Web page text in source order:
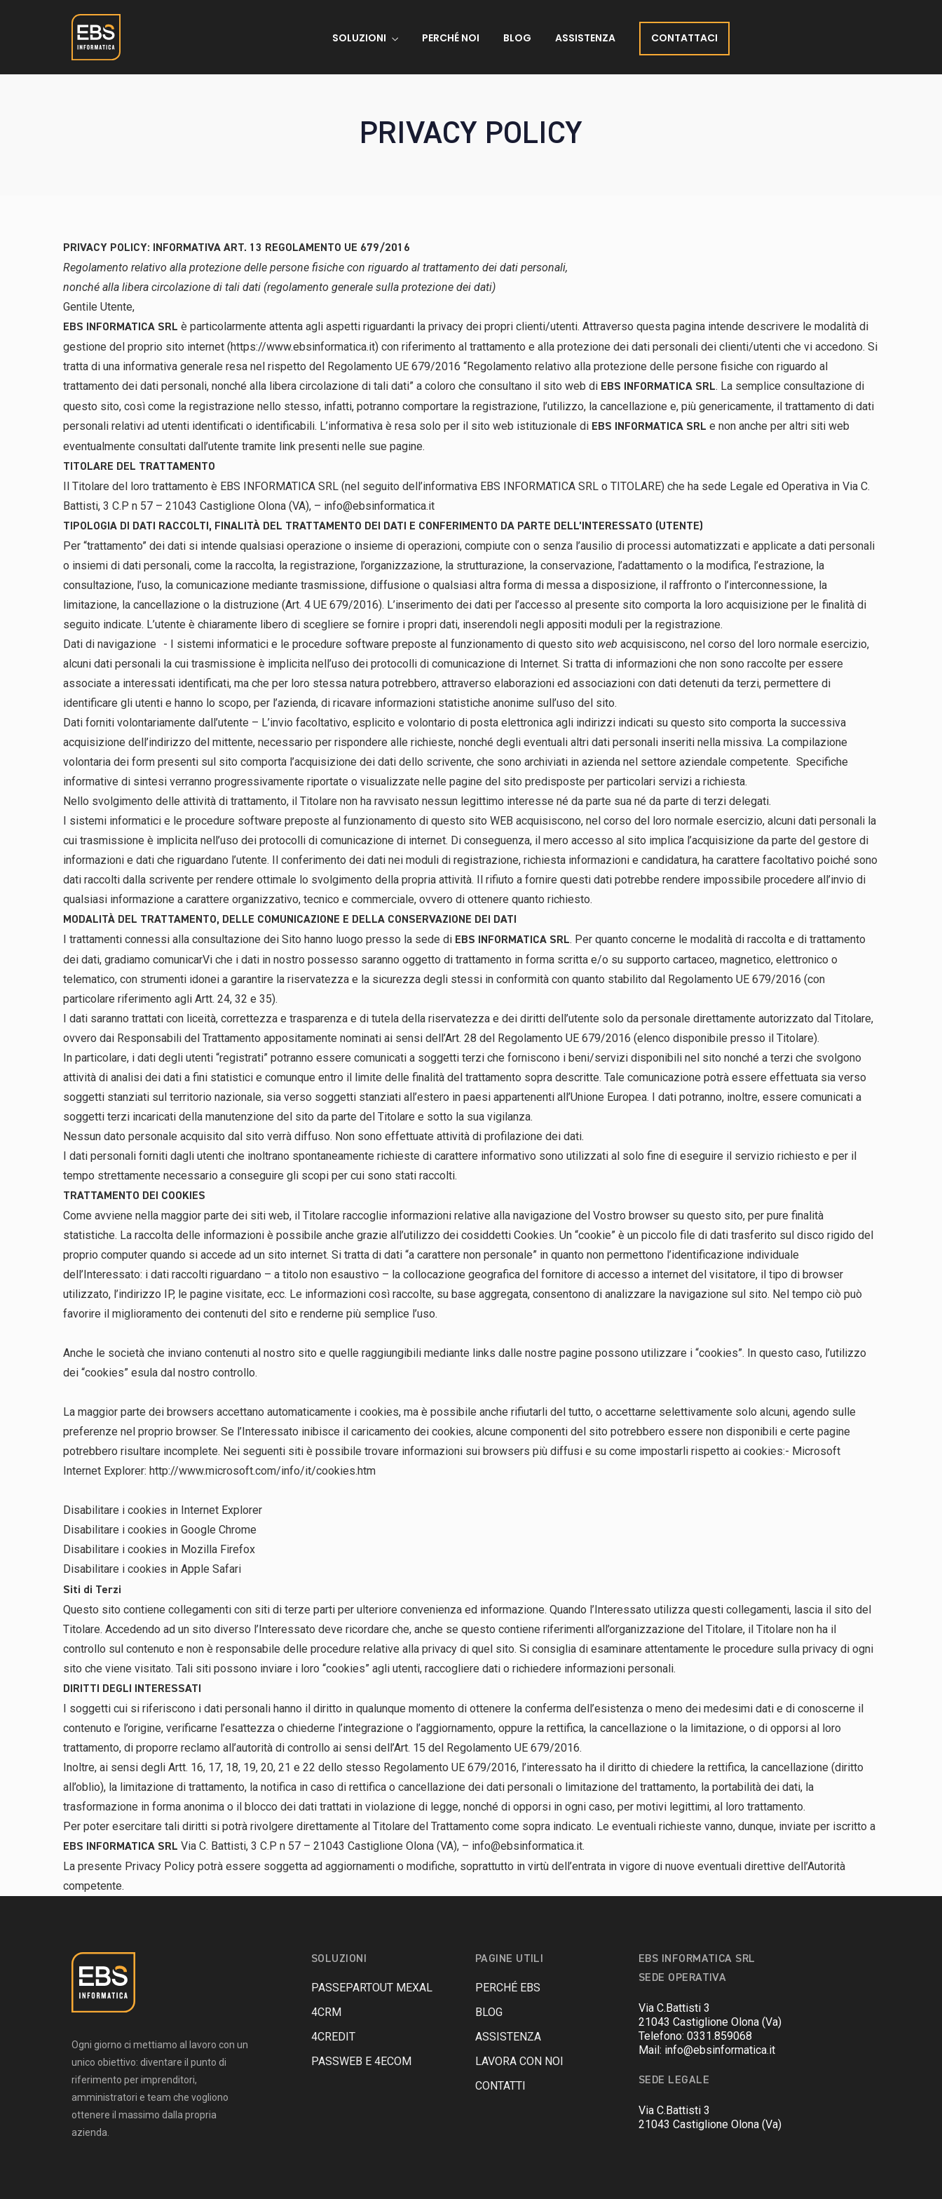
SOLUZIONI PERCHÉ NOI BLOG ASSISTENZA CONTATTACI
PRIVACY POLICY
PRIVACY POLICY: INFORMATIVA ART. 13 REGOLAMENTO UE 679/2016
Regolamento relativo alla protezione delle persone fisiche con riguardo al trattamento dei dati personali,
nonché alla libera circolazione di tali dati (regolamento generale sulla protezione dei dati)
Gentile Utente,
EBS INFORMATICA SRL è particolarmente attenta agli aspetti riguardanti la privacy dei propri clienti/utenti. Attraverso questa pagina intende descrivere le modalità di
gestione del proprio sito internet (https://www.ebsinformatica.it) con riferimento al trattamento e alla protezione dei dati personali dei clienti/utenti che vi accedono. Si
tratta di una informativa generale resa nel rispetto del Regolamento UE 679/2016 “Regolamento relativo alla protezione delle persone fisiche con riguardo al
trattamento dei dati personali, nonché alla libera circolazione di tali dati” a coloro che consultano il sito web di EBS INFORMATICA SRL. La semplice consultazione di
questo sito, così come la registrazione nello stesso, infatti, potranno comportare la registrazione, l’utilizzo, la cancellazione e, più genericamente, il trattamento di dati
personali relativi ad utenti identificati o identificabili. L’informativa è resa solo per il sito web istituzionale di EBS INFORMATICA SRL e non anche per altri siti web
eventualmente consultati dall’utente tramite link presenti nelle sue pagine.
TITOLARE DEL TRATTAMENTO
Il Titolare del loro trattamento è EBS INFORMATICA SRL (nel seguito dell’informativa EBS INFORMATICA SRL o TITOLARE) che ha sede Legale ed Operativa in Via C.
Battisti, 3 C.P n 57 – 21043 Castiglione Olona (VA), – info@ebsinformatica.it
TIPOLOGIA DI DATI RACCOLTI, FINALITÀ DEL TRATTAMENTO DEI DATI E CONFERIMENTO DA PARTE DELL’INTERESSATO (UTENTE)
Per “trattamento” dei dati si intende qualsiasi operazione o insieme di operazioni, compiute con o senza l’ausilio di processi automatizzati e applicate a dati personali
o insiemi di dati personali, come la raccolta, la registrazione, l’organizzazione, la strutturazione, la conservazione, l’adattamento o la modifica, l’estrazione, la
consultazione, l’uso, la comunicazione mediante trasmissione, diffusione o qualsiasi altra forma di messa a disposizione, il raffronto o l’interconnessione, la
limitazione, la cancellazione o la distruzione (Art. 4 UE 679/2016). L’inserimento dei dati per l’accesso al presente sito comporta la loro acquisizione per le finalità di
seguito indicate. L’utente è chiaramente libero di scegliere se fornire i propri dati, inserendoli negli appositi moduli per la registrazione.
Dati di navigazione - I sistemi informatici e le procedure software preposte al funzionamento di questo sito web acquisiscono, nel corso del loro normale esercizio,
alcuni dati personali la cui trasmissione è implicita nell’uso dei protocolli di comunicazione di Internet. Si tratta di informazioni che non sono raccolte per essere
associate a interessati identificati, ma che per loro stessa natura potrebbero, attraverso elaborazioni ed associazioni con dati detenuti da terzi, permettere di
identificare gli utenti e hanno lo scopo, per l’azienda, di ricavare informazioni statistiche anonime sull’uso del sito.
Dati forniti volontariamente dall’utente – L’invio facoltativo, esplicito e volontario di posta elettronica agli indirizzi indicati su questo sito comporta la successiva
acquisizione dell’indirizzo del mittente, necessario per rispondere alle richieste, nonché degli eventuali altri dati personali inseriti nella missiva. La compilazione
volontaria dei form presenti sul sito comporta l’acquisizione dei dati dello scrivente, che sono archiviati in azienda nel settore aziendale competente. Specifiche
informative di sintesi verranno progressivamente riportate o visualizzate nelle pagine del sito predisposte per particolari servizi a richiesta.
Nello svolgimento delle attività di trattamento, il Titolare non ha ravvisato nessun legittimo interesse né da parte sua né da parte di terzi delegati.
I sistemi informatici e le procedure software preposte al funzionamento di questo sito WEB acquisiscono, nel corso del loro normale esercizio, alcuni dati personali la
cui trasmissione è implicita nell’uso dei protocolli di comunicazione di internet. Di conseguenza, il mero accesso al sito implica l’acquisizione da parte del gestore di
informazioni e dati che riguardano l’utente. Il conferimento dei dati nei moduli di registrazione, richiesta informazioni e candidatura, ha carattere facoltativo poiché sono
dati raccolti dalla scrivente per rendere ottimale lo svolgimento della propria attività. Il rifiuto a fornire questi dati potrebbe rendere impossibile procedere all’invio di
qualsiasi informazione a carattere organizzativo, tecnico e commerciale, ovvero di ottenere quanto richiesto.
MODALITÀ DEL TRATTAMENTO, DELLE COMUNICAZIONE E DELLA CONSERVAZIONE DEI DATI
I trattamenti connessi alla consultazione dei Sito hanno luogo presso la sede di EBS INFORMATICA SRL. Per quanto concerne le modalità di raccolta e di trattamento
dei dati, gradiamo comunicarVi che i dati in nostro possesso saranno oggetto di trattamento in forma scritta e/o su supporto cartaceo, magnetico, elettronico o
telematico, con strumenti idonei a garantire la riservatezza e la sicurezza degli stessi in conformità con quanto stabilito dal Regolamento UE 679/2016 (con
particolare riferimento agli Artt. 24, 32 e 35).
I dati saranno trattati con liceità, correttezza e trasparenza e di tutela della riservatezza e dei diritti dell’utente solo da personale direttamente autorizzato dal Titolare,
ovvero dai Responsabili del Trattamento appositamente nominati ai sensi dell’Art. 28 del Regolamento UE 679/2016 (elenco disponibile presso il Titolare).
In particolare, i dati degli utenti “registrati” potranno essere comunicati a soggetti terzi che forniscono i beni/servizi disponibili nel sito nonché a terzi che svolgono
attività di analisi dei dati a fini statistici e comunque entro il limite delle finalità del trattamento sopra descritte. Tale comunicazione potrà essere effettuata sia verso
soggetti stanziati sul territorio nazionale, sia verso soggetti stanziati all’estero in paesi appartenenti all’Unione Europea. I dati potranno, inoltre, essere comunicati a
soggetti terzi incaricati della manutenzione del sito da parte del Titolare e sotto la sua vigilanza.
Nessun dato personale acquisito dal sito verrà diffuso. Non sono effettuate attività di profilazione dei dati.
I dati personali forniti dagli utenti che inoltrano spontaneamente richieste di carattere informativo sono utilizzati al solo fine di eseguire il servizio richiesto e per il
tempo strettamente necessario a conseguire gli scopi per cui sono stati raccolti.
TRATTAMENTO DEI COOKIES
Come avviene nella maggior parte dei siti web, il Titolare raccoglie informazioni relative alla navigazione del Vostro browser su questo sito, per pure finalità
statistiche. La raccolta delle informazioni è possibile anche grazie all’utilizzo dei cosiddetti Cookies. Un “cookie” è un piccolo file di dati trasferito sul disco rigido del
proprio computer quando si accede ad un sito internet. Si tratta di dati “a carattere non personale” in quanto non permettono l’identificazione individuale
dell’Interessato: i dati raccolti riguardano – a titolo non esaustivo – la collocazione geografica del fornitore di accesso a internet del visitatore, il tipo di browser
utilizzato, l’indirizzo IP, le pagine visitate, ecc. Le informazioni così raccolte, su base aggregata, consentono di analizzare la navigazione sul sito. Nel tempo ciò può
favorire il miglioramento dei contenuti del sito e renderne più semplice l’uso.
Anche le società che inviano contenuti al nostro sito e quelle raggiungibili mediante links dalle nostre pagine possono utilizzare i “cookies”. In questo caso, l’utilizzo
dei “cookies” esula dal nostro controllo.
La maggior parte dei browsers accettano automaticamente i cookies, ma è possibile anche rifiutarli del tutto, o accettarne selettivamente solo alcuni, agendo sulle
preferenze nel proprio browser. Se l’Interessato inibisce il caricamento dei cookies, alcune componenti del sito potrebbero essere non disponibili e certe pagine
potrebbero risultare incomplete. Nei seguenti siti è possibile trovare informazioni sui browsers più diffusi e su come impostarli rispetto ai cookies:- Microsoft
Internet Explorer: http://www.microsoft.com/info/it/cookies.htm
Disabilitare i cookies in Internet Explorer
Disabilitare i cookies in Google Chrome
Disabilitare i cookies in Mozilla Firefox
Disabilitare i cookies in Apple Safari
Siti di Terzi
Questo sito contiene collegamenti con siti di terze parti per ulteriore convenienza ed informazione. Quando l’Interessato utilizza questi collegamenti, lascia il sito del
Titolare. Accedendo ad un sito diverso l’Interessato deve ricordare che, anche se questo contiene riferimenti all’organizzazione del Titolare, il Titolare non ha il
controllo sul contenuto e non è responsabile delle procedure relative alla privacy di quel sito. Si consiglia di esaminare attentamente le procedure sulla privacy di ogni
sito che viene visitato. Tali siti possono inviare i loro “cookies” agli utenti, raccogliere dati o richiedere informazioni personali.
DIRITTI DEGLI INTERESSATI
I soggetti cui si riferiscono i dati personali hanno il diritto in qualunque momento di ottenere la conferma dell’esistenza o meno dei medesimi dati e di conoscerne il
contenuto e l’origine, verificarne l’esattezza o chiederne l’integrazione o l’aggiornamento, oppure la rettifica, la cancellazione o la limitazione, o di opporsi al loro
trattamento, di proporre reclamo all’autorità di controllo ai sensi dell’Art. 15 del Regolamento UE 679/2016.
Inoltre, ai sensi degli Artt. 16, 17, 18, 19, 20, 21 e 22 dello stesso Regolamento UE 679/2016, l’interessato ha il diritto di chiedere la rettifica, la cancellazione (diritto
all’oblio), la limitazione di trattamento, la notifica in caso di rettifica o cancellazione dei dati personali o limitazione del trattamento, la portabilità dei dati, la
trasformazione in forma anonima o il blocco dei dati trattati in violazione di legge, nonché di opporsi in ogni caso, per motivi legittimi, al loro trattamento.
Per poter esercitare tali diritti si potrà rivolgere direttamente al Titolare del Trattamento come sopra indicato. Le eventuali richieste vanno, dunque, inviate per iscritto a
EBS INFORMATICA SRL Via C. Battisti, 3 C.P n 57 – 21043 Castiglione Olona (VA), – info@ebsinformatica.it.
La presente Privacy Policy potrà essere soggetta ad aggiornamenti o modifiche, soprattutto in virtù dell’entrata in vigore di nuove eventuali direttive dell’Autorità
competente.
Ogni giorno ci mettiamo al lavoro con un
unico obiettivo: diventare il punto di
riferimento per imprenditori,
amministratori e team che vogliono
ottenere il massimo dalla propria
azienda.
SOLUZIONI
PASSEPARTOUT MEXAL
4CRM
4CREDIT
PASSWEB E 4ECOM
PAGINE UTILI
PERCHÉ EBS
BLOG
ASSISTENZA
LAVORA CON NOI
CONTATTI
EBS INFORMATICA SRL
SEDE OPERATIVA
Via C.Battisti 3
21043 Castiglione Olona (Va)
Telefono: 0331.859068
Mail: info@ebsinformatica.it
SEDE LEGALE
Via C.Battisti 3
21043 Castiglione Olona (Va)